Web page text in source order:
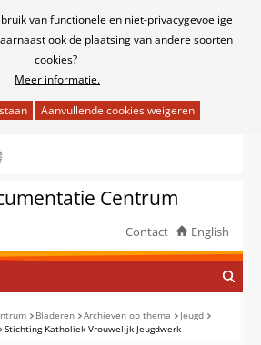
van functionele en niet-privacygevoelige
ook de plaatsing van andere soorten
cookies?
Meer informatie.
Centrum
Contact English
Bladeren Archieven op thema
Jeugd
Stichting Katholiek Vrouwelijk Jeugdwerk